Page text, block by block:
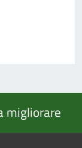
migliorare